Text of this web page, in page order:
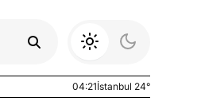
04:21İstanbul 24°